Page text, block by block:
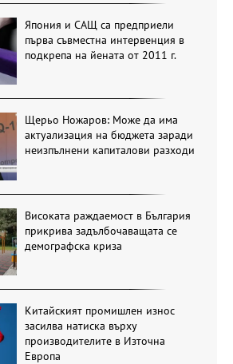
Япония и САЩ са предприели
първа съвместна интервенция в
подкрепа на йената от 2011 г.
Щерьо Ножаров: Може да има
актуализация на бюджета заради
неизпълнени капиталови разходи
Високата раждаемост в България
прикрива задълбочаващата се
демографска криза
Китайският промишлен износ
засилва натиска върху
производителите в Източна
Европа